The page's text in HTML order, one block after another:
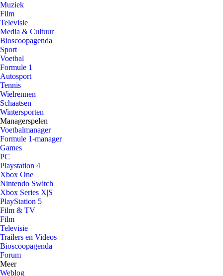
Muziek
Film
Televisie
Media & Cultuur
Bioscoopagenda
Sport
Voetbal
Formule 1
Autosport
Tennis
Wielrennen
Schaatsen
Wintersporten
Managerspelen
Voetbalmanager
Formule 1-manager
Games
PC
Playstation 4
Xbox One
Nintendo Switch
Xbox Series X|S
PlayStation 5
Film & TV
Film
Televisie
Trailers en Videos
Bioscoopagenda
Forum
Meer
Weblog